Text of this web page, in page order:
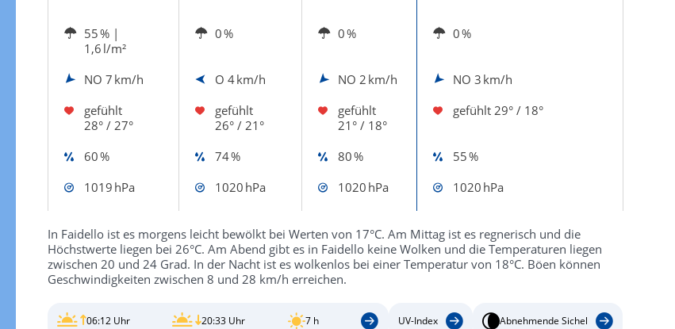
55 % |
1,6 l/m²
0 % 0 % 0 %
NO 7 km/h O 4 km/h NO 2 km/h NO 3 km/h
gefühlt
28° / 27°
gefühlt
26° / 21°
gefühlt
21° / 18°
gefühlt 29° / 18°
60 % 74 % 80 %
55 %
1019 hPa
1020 hPa 1020 hPa 1020 hPa
In Faidello ist es morgens leicht bewölkt bei Werten von 17°C. Am Mittag ist es regnerisch und die
Höchstwerte liegen bei 26°C. Am Abend gibt es in Faidello keine Wolken und die Temperaturen liegen
zwischen 20 und 24 Grad. In der Nacht ist es wolkenlos bei einer Temperatur von 18°C. Böen können
Geschwindigkeiten zwischen 8 und 28 km/h erreichen.
06:12 Uhr 20:33 Uhr 7 h UV-Index Abnehmende Sichel